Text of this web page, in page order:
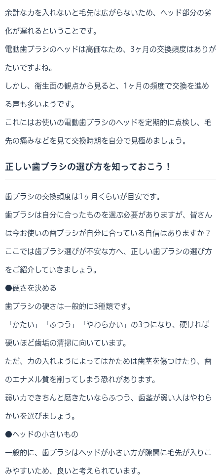
余計な力を入れないと毛先は広がらないため、ヘッド部分の劣
化が遅れるということです。
電動歯ブラシのヘッドは高価なため、3ヶ月の交換頻度はありが
たいですよね。
しかし、衛生面の観点から見ると、1ヶ月の頻度で交換を進め
る声も多いようです。
これにはお使いの電動歯ブラシのヘッドを定期的に点検し、毛
先の痛みなどを見て交換時期を自分で見極めましょう。
正しい歯ブラシの選び方を知っておこう！
歯ブラシの交換頻度は1ヶ月くらいが目安です。
歯ブラシは自分に合ったものを選ぶ必要がありますが、皆さん
は今お使いの歯ブラシが自分に合っている自信はありますか？
ここでは歯ブラシ選びが不安な方へ、正しい歯ブラシの選び方
をご紹介していきましょう。
●硬さを決める
歯ブラシの硬さは一般的に3種類です。
「かたい」「ふつう」「やわらかい」の3つになり、硬ければ
硬いほど歯垢の清掃に向いています。
ただ、力の入れようによってはかためは歯茎を傷つけたり、歯
のエナメル質を削ってしまう恐れがあります。
弱い力できちんと磨きたいならふつう、歯茎が弱い人はやわら
かいを選びましょう。
●ヘッドの小さいもの
一般的に、歯ブラシはヘッドが小さい方が隙間に毛先が入りこ
みやすいため、良いと考えられています。